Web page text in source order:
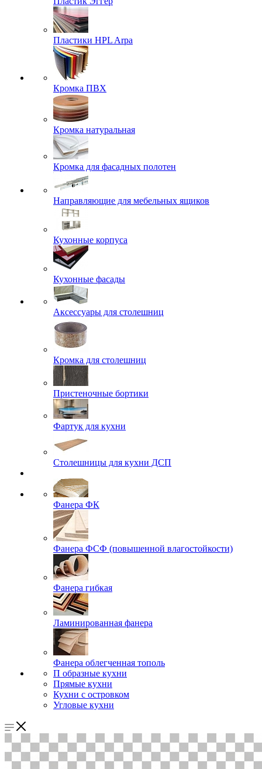
Пластики HPL Arpa
Кромка ПВХ
Кромка натуральная
Кромка для фасадных полотен
Направляющие для мебельных ящиков
Кухонные корпуса
Кухонные фасады
Аксессуары для столешниц
Кромка для столешниц
Пристеночные бортики
Фартук для кухни
Столешницы для кухни ДСП
Фанера ФК
Фанера ФСФ (повышенной влагостойкости)
Фанера гибкая
Ламинированная фанера
Фанера облегченная тополь
П образные кухни
Прямые кухни
Кухни с островком
Угловые кухни